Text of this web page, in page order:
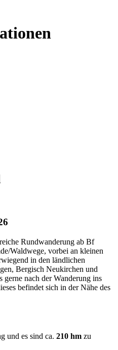
Rundwanderung ab Bf
Waldwege, vorbei an kleinen
in den ländlichen
Bergisch Neukirchen und
gerne nach der Wanderung ins
befindet sich in der Nähe des
und es sind ca. 210 hm zu